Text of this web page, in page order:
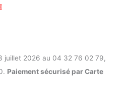
juillet 2026 au 04 32 76 02 79,
Paiement sécurisé par Carte